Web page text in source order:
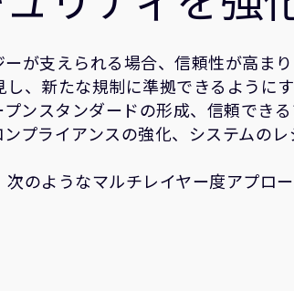
が支えられる場合、信頼性が高ま
、新たな規制に準拠できるように
ンスタンダードの形成、信頼でき
ライアンスの強化、システムの
のようなマルチレイヤー度アプロー